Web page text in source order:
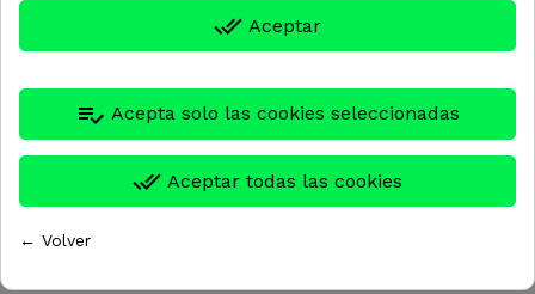
done_all Aceptar
playlist_add_check Acepta solo las cookies seleccionadas
done_all Aceptar todas las cookies
← Volver